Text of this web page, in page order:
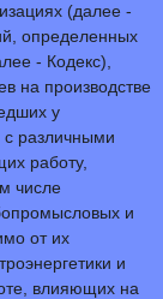
(далее -
определенных
- Кодекс),
на производстве
у
с различными
работу,
числе
и
от их
и
влияющих на